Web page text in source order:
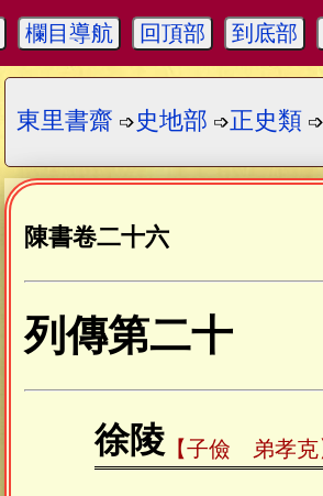
欄目導航 回頂部 到底部
東里書齋 ➩ 史地部 ➩正史類
陳書卷二十六
列傳第二十
徐陵【子儉 弟孝克